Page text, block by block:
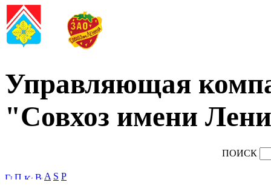
Управляющая
"Совхоз имени
ПОИСК
A S P